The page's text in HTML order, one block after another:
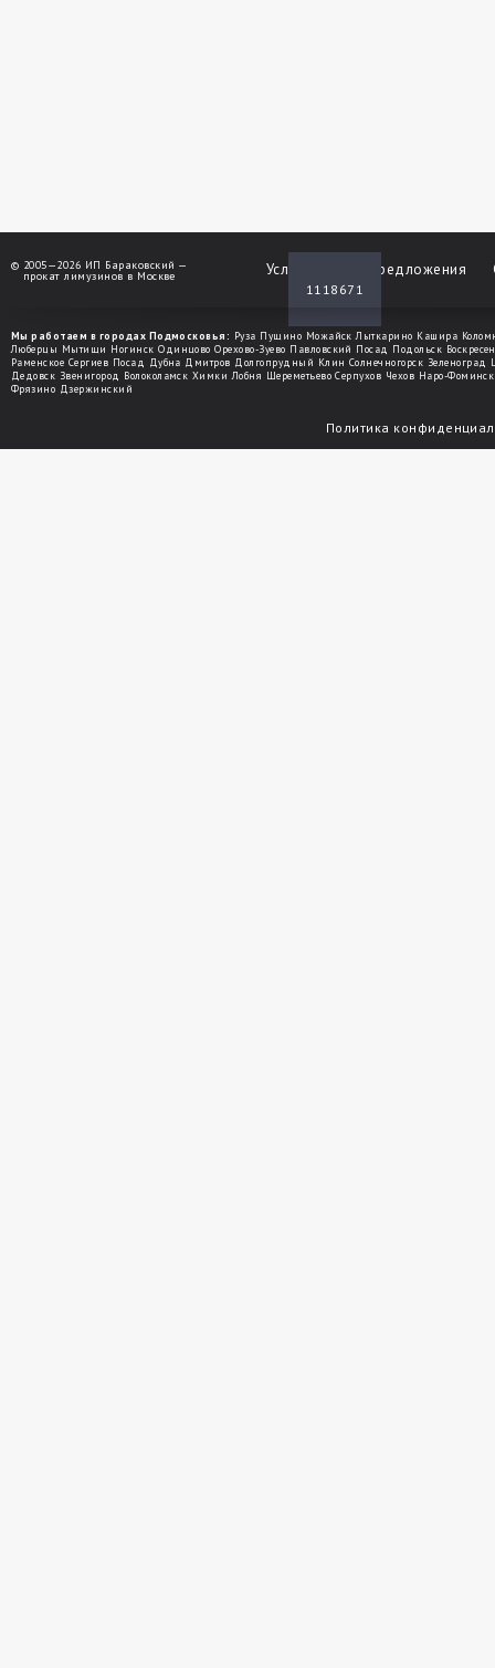
Услуги Спецпредложения
1118671
© 2005—2026 ИП Бараковский —
прокат лимузинов в Москве
Мы работаем в городах Подмосковья: Руза Пущино Можайск Лыткарино Кашира
Люберцы Мытищи Ногинск Одинцово Орехово-Зуево Павловский Посад Подольск
Раменское Сергиев Посад Дубна Дмитров Долгопрудный Клин Солнечногорск Зеленоград
Дедовск Звенигород Волоколамск Химки Лобня Шереметьево Серпухов Чехов Наро-Фоминск
Фрязино Дзержинский
Политика